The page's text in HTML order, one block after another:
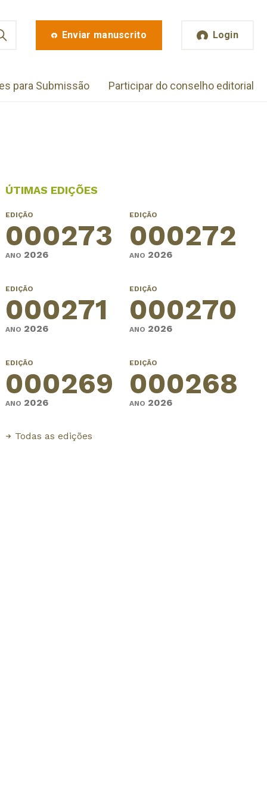
Enviar manuscrito Login
para Submissão Participar do conselho editorial
ÚTIMAS EDIÇÕES
EDIÇÃO
000273
ANO 2026
EDIÇÃO
000272
ANO 2026
EDIÇÃO
000271
ANO 2026
EDIÇÃO
000270
ANO 2026
EDIÇÃO
000269
ANO 2026
EDIÇÃO
000268
ANO 2026
Todas as edições